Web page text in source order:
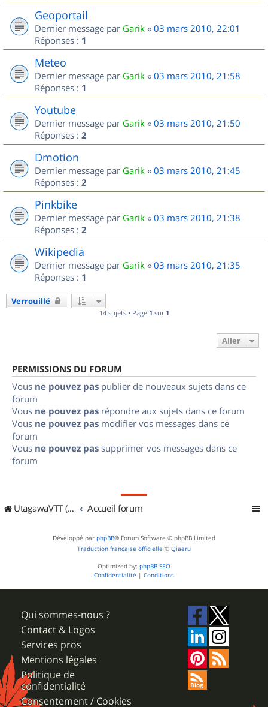
Geoportail
Dernier message par Garik « 03 mars 2010, 22:01
Réponses : 1
Meteo
Dernier message par Garik « 03 mars 2010, 21:58
Réponses : 1
Youtube
Dernier message par Garik « 03 mars 2010, 21:50
Réponses : 2
Dmotion
Dernier message par Garik « 03 mars 2010, 21:45
Réponses : 2
Pinkbike
Dernier message par Garik « 03 mars 2010, 21:38
Réponses : 2
Wikipedia
Dernier message par Garik « 03 mars 2010, 21:35
Réponses : 1
Verrouillé
14 sujets • Page 1 sur 1
Aller
PERMISSIONS DU FORUM
Vous ne pouvez pas publier de nouveaux sujets dans ce
forum
Vous ne pouvez pas répondre aux sujets dans ce forum
Vous ne pouvez pas modifier vos messages dans ce
forum
Vous ne pouvez pas supprimer vos messages dans ce
forum
UtagawaVTT (Randos VTT et VTTAE avec traces GPS) Accueil forum
Développé par phpBB® Forum Software © phpBB Limited
Traduction française officielle © Qiaeru
Optimized by: phpBB SEO
Confidentialité | Conditions
Qui sommes-nous ?
Contact & Logos
Services pros
Mentions légales
Politique de
confidentialité
Consentement / Cookies